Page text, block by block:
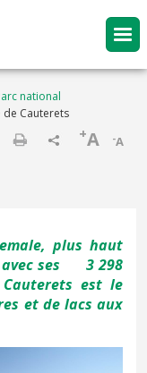
national
de Cauterets
-A
+A
plus haut
avec ses 3 298
est le
et de lacs aux